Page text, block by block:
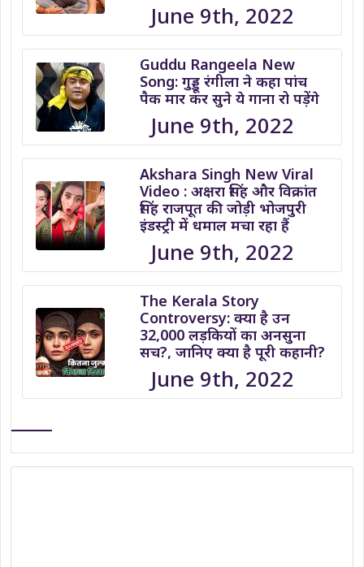
June 9th, 2022
Guddu Rangeela New
Song: गुड्डू रंगीला ने कहा पांच
पैक मार कर सुने ये गाना रो पड़ेंगे
June 9th, 2022
Akshara Singh New Viral
Video : अक्षरा सिंह और विक्रांत
सिंह राजपूत की जोड़ी भोजपुरी
इंडस्ट्री में धमाल मचा रहा हैं
June 9th, 2022
The Kerala Story
Controversy: क्या है उन
32,000 लड़कियों का अनसुना
सच?, जानिए क्या है पूरी कहानी?
June 9th, 2022